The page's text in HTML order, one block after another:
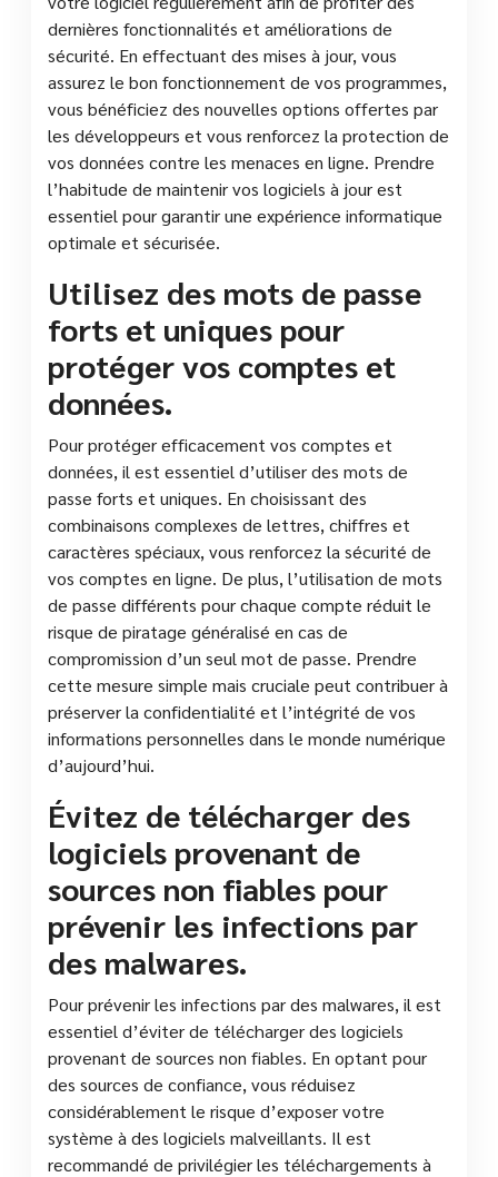
dernières fonctionnalités et améliorations de
sécurité. En effectuant des mises à jour, vous
assurez le bon fonctionnement de vos programmes,
vous bénéficiez des nouvelles options offertes par
les développeurs et vous renforcez la protection de
vos données contre les menaces en ligne. Prendre
l’habitude de maintenir vos logiciels à jour est
essentiel pour garantir une expérience informatique
optimale et sécurisée.
Utilisez des mots de passe
forts et uniques pour
protéger vos comptes et
données.
Pour protéger efficacement vos comptes et
données, il est essentiel d’utiliser des mots de
passe forts et uniques. En choisissant des
combinaisons complexes de lettres, chiffres et
caractères spéciaux, vous renforcez la sécurité de
vos comptes en ligne. De plus, l’utilisation de mots
de passe différents pour chaque compte réduit le
risque de piratage généralisé en cas de
compromission d’un seul mot de passe. Prendre
cette mesure simple mais cruciale peut contribuer à
préserver la confidentialité et l’intégrité de vos
informations personnelles dans le monde numérique
d’aujourd’hui.
Évitez de télécharger des
logiciels provenant de
sources non fiables pour
prévenir les infections par
des malwares.
Pour prévenir les infections par des malwares, il est
essentiel d’éviter de télécharger des logiciels
provenant de sources non fiables. En optant pour
des sources de confiance, vous réduisez
considérablement le risque d’exposer votre
système à des logiciels malveillants. Il est
recommandé de privilégier les téléchargements à